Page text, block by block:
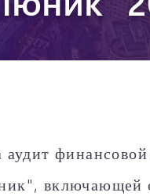
финансовой
включающей